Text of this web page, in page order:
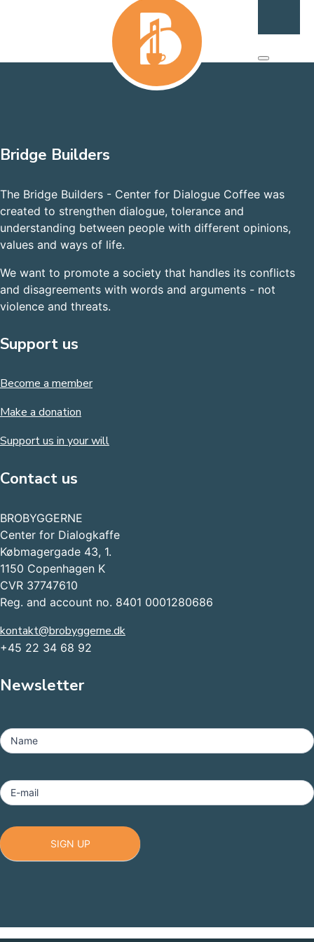
Bridge Builders
The Bridge Builders - Center for Dialogue Coffee was
created to strengthen dialogue, tolerance and
understanding between people with different opinions,
values and ways of life.
We want to promote a society that handles its conflicts
and disagreements with words and arguments - not
violence and threats.
Support us
Become a member
Make a donation
Support us in your will
Contact us
BROBYGGERNE
Center for Dialogkaffe
Købmagergade 43, 1.
1150 Copenhagen K
CVR 37747610
Reg. and account no. 8401 0001280686
kontakt@brobyggerne.dk
+45 22 34 68 92
Newsletter
-
Footer
Name
E-mail
SIGN UP